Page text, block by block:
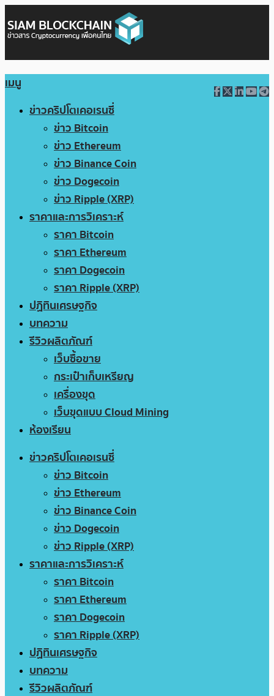
เมนู
ข่าวคริปโตเคอเรนซี่
ข่าว Bitcoin
ข่าว Ethereum
ข่าว Binance Coin
ข่าว Dogecoin
ข่าว Ripple (XRP)
ราคาและการวิเคราะห์
ราคา Bitcoin
ราคา Ethereum
ราคา Dogecoin
ราคา Ripple (XRP)
ปฏิทินเศรษฐกิจ
บทความ
รีวิวผลิตภัณฑ์
เว็บซื้อขาย
กระเป๋าเก็บเหรียญ
เครื่องขุด
เว็บขุดแบบ Cloud Mining
ห้องเรียน
ข่าวคริปโตเคอเรนซี่
ข่าว Bitcoin
ข่าว Ethereum
ข่าว Binance Coin
ข่าว Dogecoin
ข่าว Ripple (XRP)
ราคาและการวิเคราะห์
ราคา Bitcoin
ราคา Ethereum
ราคา Dogecoin
ราคา Ripple (XRP)
ปฏิทินเศรษฐกิจ
บทความ
รีวิวผลิตภัณฑ์